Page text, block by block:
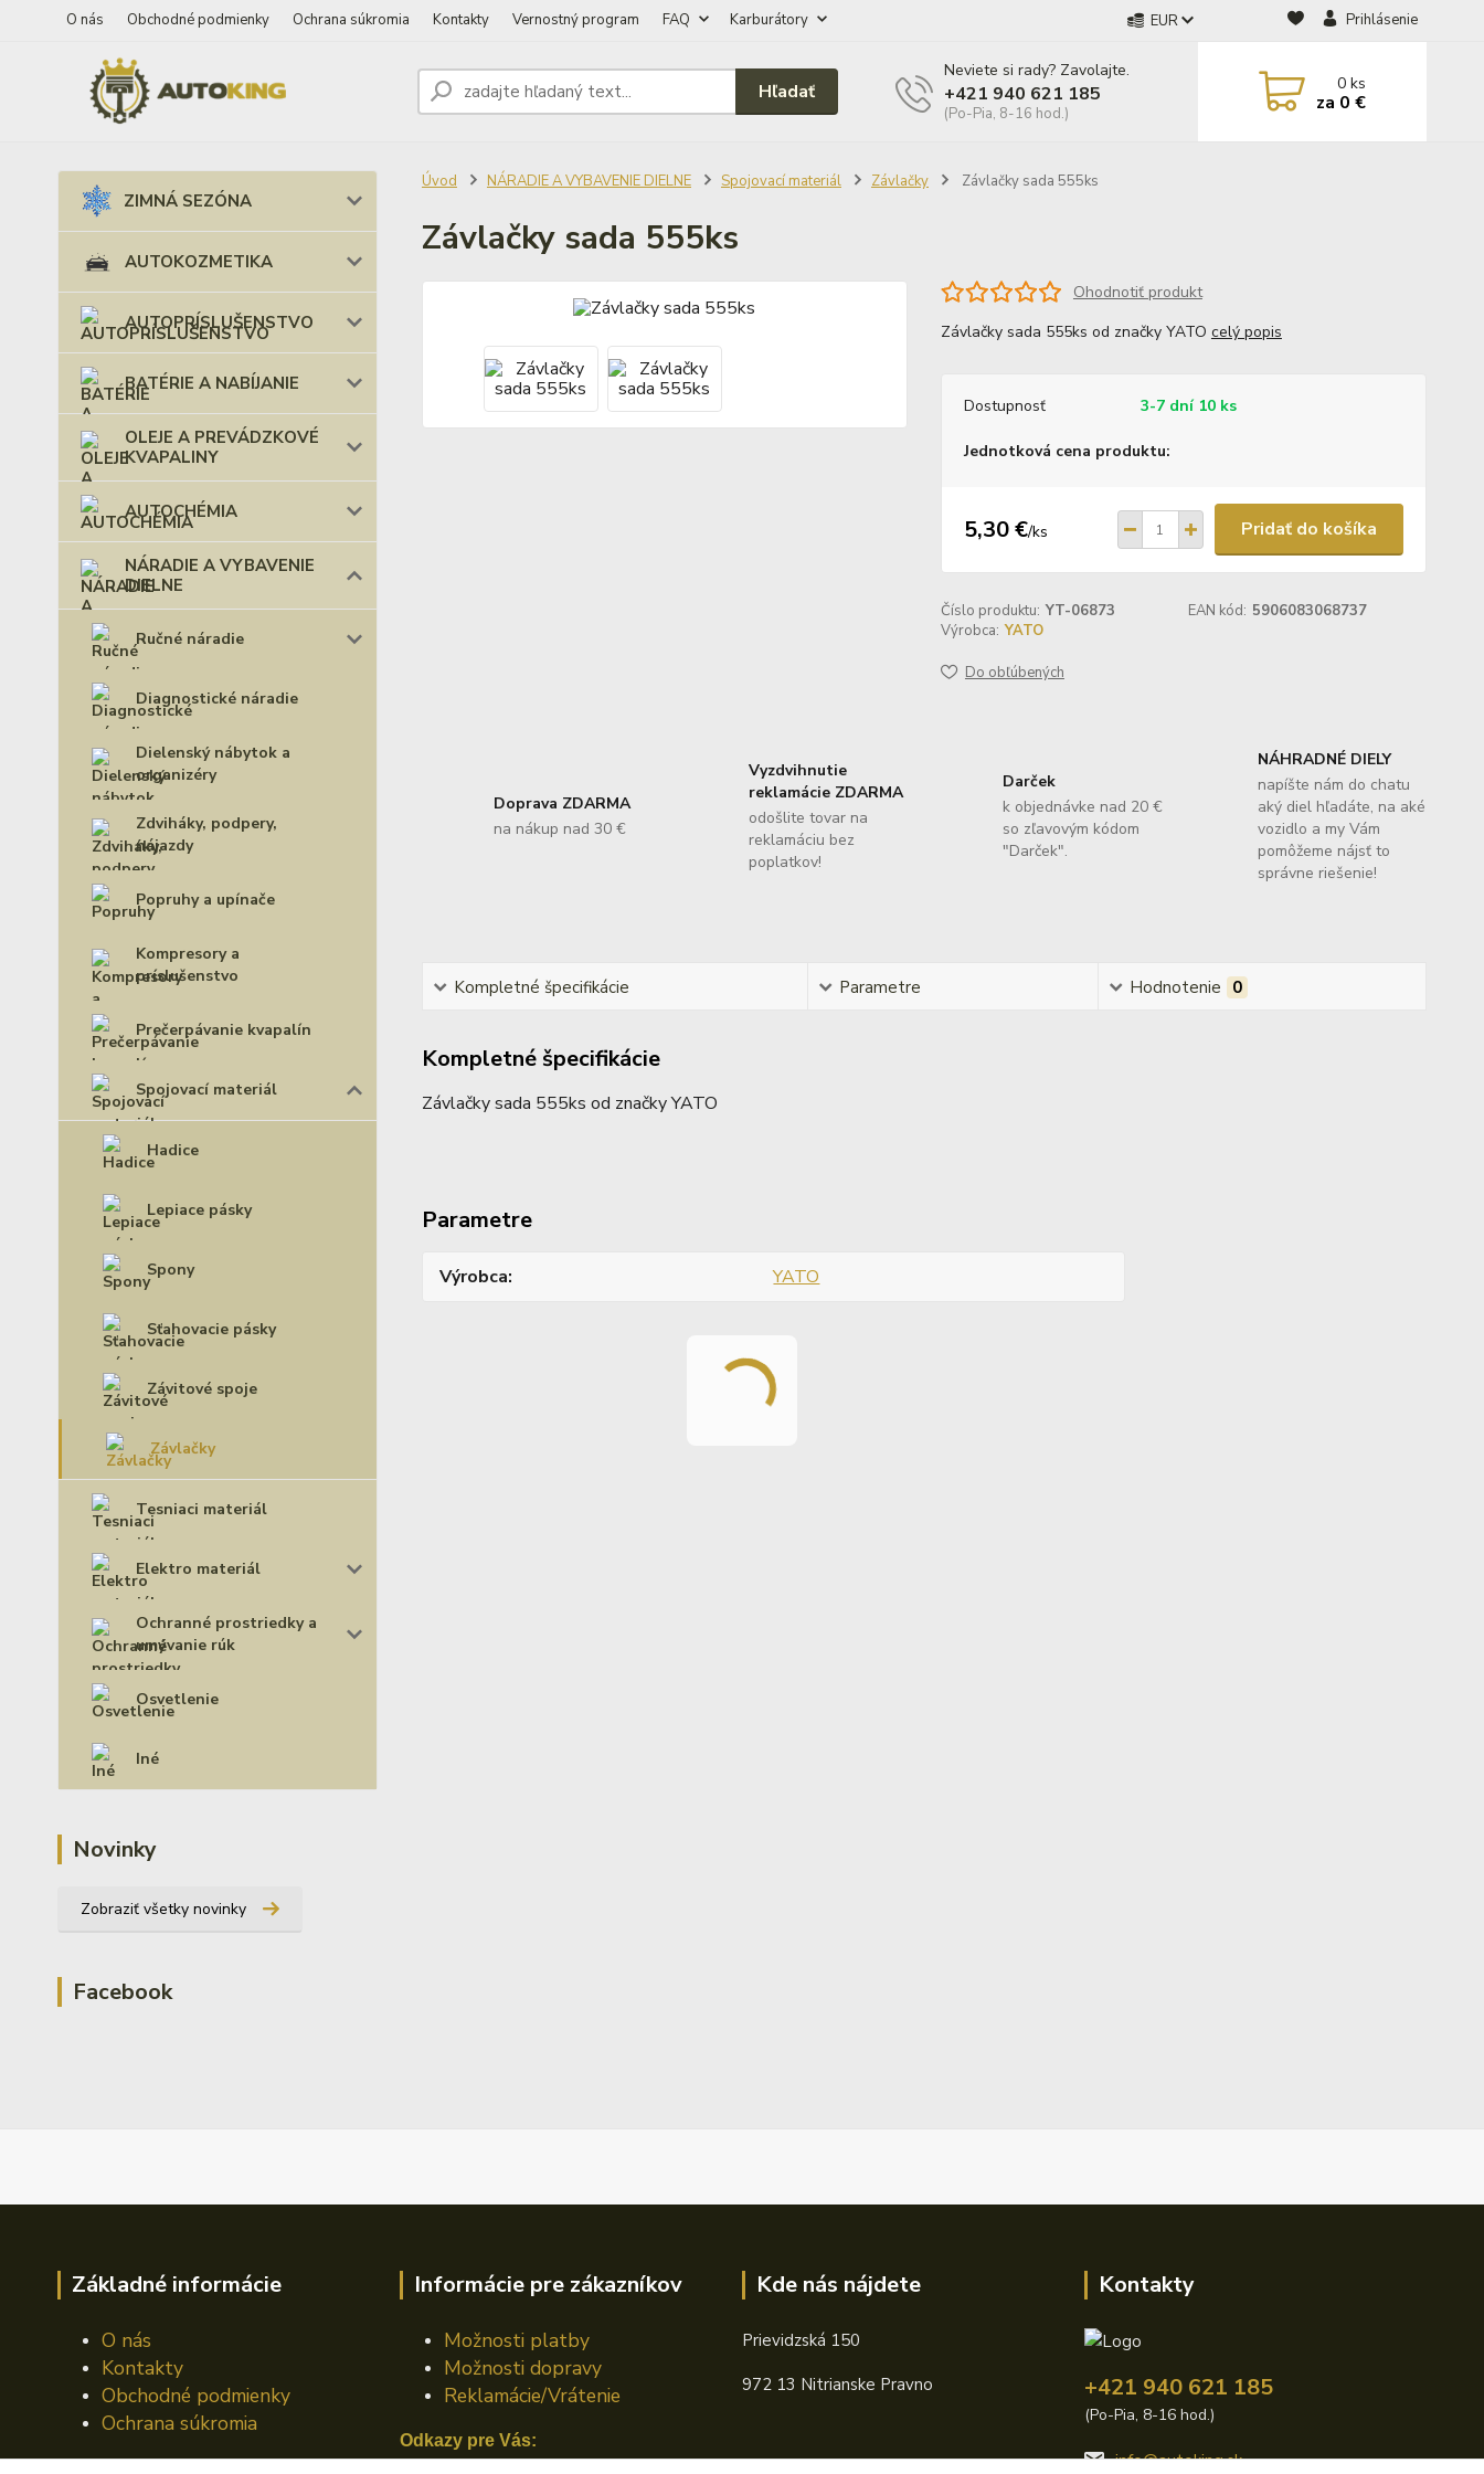
O nás Obchodné podmienky Ochrana súkromia Kontakty Vernostný program FAQ Karburátory EUR Prihlásenie
Hľadať
Neviete si rady? Zavolajte.
+421 940 621 185
(Po-Pia, 8-16 hod.)
0ks
za 0 €
ZIMNÁ SEZÓNA
AUTOKOZMETIKA
AUTOPRÍSLUŠENSTVO
BATÉRIE A NABÍJANIE
OLEJE A PREVÁDZKOVÉ
KVAPALINY
AUTOCHÉMIA
NÁRADIE A VYBAVENIE
DIELNE
Ručné náradie
Diagnostické náradie
Dielenský nábytok a
organizéry
Zdviháky, podpery,
nájazdy
Popruhy a upínače
Kompresory a
príslušenstvo
Prečerpávanie kvapalín
Spojovací materiál
Hadice
Lepiace pásky
Spony
Sťahovacie pásky
Závitové spoje
Závlačky
Tesniaci materiál
Elektro materiál
Ochranné prostriedky a
umývanie rúk
Osvetlenie
Iné
Novinky
Zobraziť všetky novinky
Facebook
Úvod NÁRADIE A VYBAVENIE DIELNE Spojovací materiál Závlačky Závlačky sada 555ks
Závlačky sada 555ks
Ohodnotiť produkt
Závlačky sada 555ks od značky YATO celý popis
Dostupnosť 3-7 dní 10 ks
Jednotková cena produktu:
5,30 €/ks Pridať do košíka
Číslo produktu: YT-06873 EAN kód: 5906083068737
Výrobca: YATO
Do obľúbených
Doprava ZDARMA
na nákup nad 30 €
Vyzdvihnutie
reklamácie ZDARMA
odošlite tovar na
reklamáciu bez
poplatkov!
Darček
k objednávke nad 20 €
so zľavovým kódom
"Darček".
NÁHRADNÉ DIELY
napíšte nám do chatu
aký diel hľadáte, na aké
vozidlo a my Vám
pomôžeme nájsť to
správne riešenie!
Kompletné špecifikácie Parametre Hodnotenie 0
Kompletné špecifikácie
Závlačky sada 555ks od značky YATO
Parametre
Výrobca YATO
Základné informácie
O nás
Kontakty
Obchodné podmienky
Ochrana súkromia
Informácie pre zákazníkov
Možnosti platby
Možnosti dopravy
Reklamácie/Vrátenie
Odkazy pre Vás:
Kde nás nájdete
Prievidzská 150
972 13 Nitrianske Pravno
Kontakty
+421 940 621 185
(Po-Pia, 8-16 hod.)
info@autoking.sk